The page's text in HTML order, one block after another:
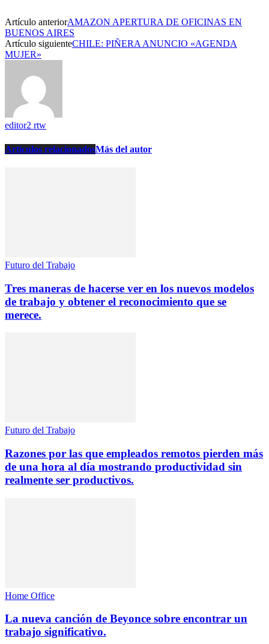
Artículo anteriorAMAZON APERTURA DE OFICINAS EN
BUENOS AIRES
Artículo siguienteCHILE: PIÑERA ANUNCIO «AGENDA
MUJER»
editor2 rtw
Artículos relacionadosMás del autor
Futuro del Trabajo
Tres maneras de hacerse ver en los nuevos modelos
de trabajo y obtener el reconocimiento que se
merece.
Futuro del Trabajo
Razones por las que empleados remotos pierden más
de una hora al día mostrando productividad sin
realmente ser productivos.
Home Office
La nueva canción de Beyonce sobre encontrar un
trabajo significativo.